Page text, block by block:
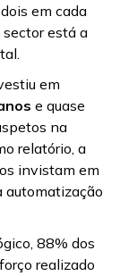
em cada
está a
em
e quase
na
relatório, a
invistam em
automatização
88% dos
realizado